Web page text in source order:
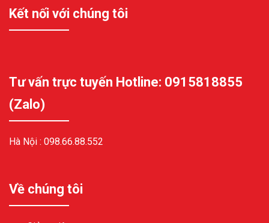
Kết nối với chúng tôi
Tư vấn trực tuyến Hotline: 0915818855
(Zalo)
Hà Nội : 098.66.88.552
Về chúng tôi